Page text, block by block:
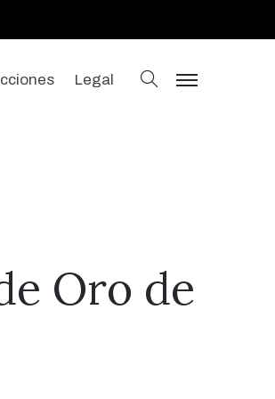
Legal buscar
menu
Oro de